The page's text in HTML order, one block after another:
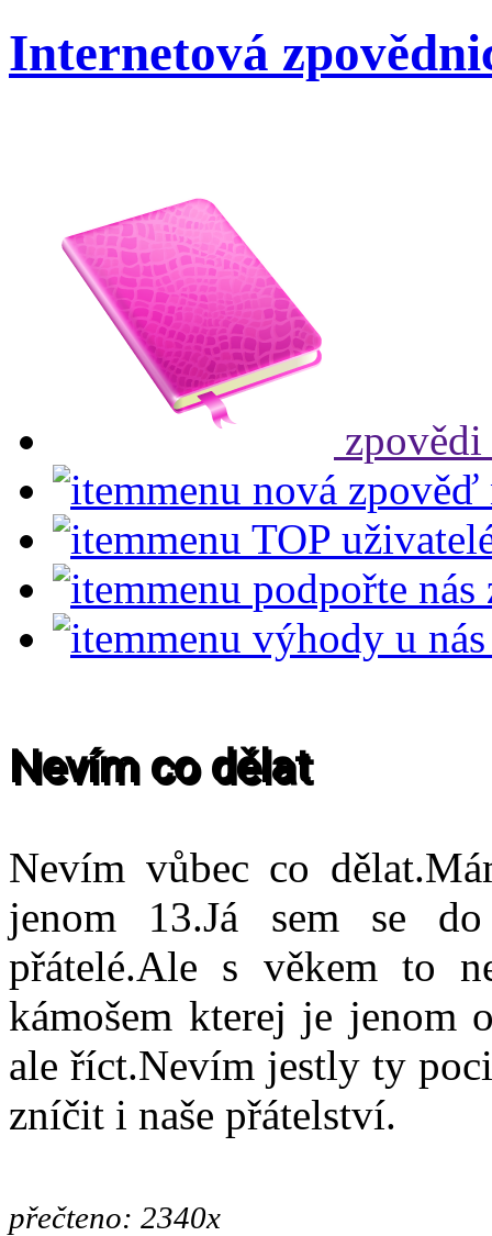
Internetová
zpovědi
nová zpověď
TOP
podpořte nás
výhody u nás
Nevím co dělat
Nevím vůbec co
jenom 13.Já sem se
přátelé.Ale s věkem to
kámošem kterej je jenom
ale říct.Nevím jestly ty
zníčit i naše přátelství.
přečteno: 2340x